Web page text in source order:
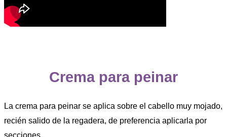
Crema para peinar
La crema para peinar se aplica sobre el cabello muy mojado,
recién salido de la regadera, de preferencia aplicarla por
secciones.